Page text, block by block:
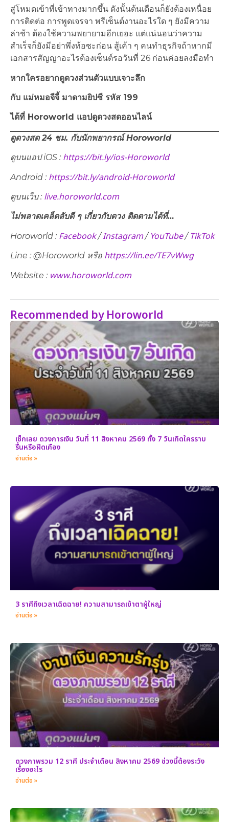
สู่โหมดเข้าที่เข้าทางมากขึ้น ดังนั้นต้นเดือนก็ยังต้องเหนื่อย
การติดต่อ การพูดเจรจา พรีเซ็นต์งานอะไรใด ๆ ยังมีความ
ล่าช้า ต้องใช้ความพยายามอีกเยอะ แต่แน่นอนว่าความ
สำเร็จก็ยังมีอย่าพึ่งท้อซะก่อน สู้เค้า ๆ คนทำธุรกิจถ้าหากมี
เอกสารสัญญาอะไรต้องเซ็นต์รอวันที่ 26 ก่อนค่อยลงมือทำ
หากใครอยากดูดวงส่วนตัวแบบเจาะลึก
กับ แม่หมอจีจี้ มาดามยิปซี รหัส 199
ได้ที่ Horoworld แอปดูดวงสดออนไลน์
ดูดวงสด 24 ชม. กับนักพยากรณ์ Horoworld
ดูบนแอป iOS : https://bit.ly/ios-Horoworld
Android : https://bit.ly/android-Horoworld
ดูบนเว็บ​ : live.horoworld.com
ไม่พลาดเคล็ดลับดี ๆ เกี่ยวกับดวง ติดตามได้ที่…
Horoworld : Facebook/Instagram/ YouTube/ TikTok
Line : @Horoworld หรือ https://lin.ee/TE7vWwg
Website : www.horoworld.com
Recommended by Horoworld
เช็กเลย ดวงการเงิน วันที่ 11 สิงหาคม 2569 ทั้ง 7 วันเกิดใครราบ
รื่นหรือฝืดเคือง
อ่านต่อ »
3 ราศีถึงเวลาเฉิดฉาย! ความสามารถเข้าตาผู้ใหญ่
อ่านต่อ »
ดวงภาพรวม 12 ราศี ประจำเดือน สิงหาคม 2569 ช่วงนี้ต้องระวัง
เรื่องอะไร
อ่านต่อ »